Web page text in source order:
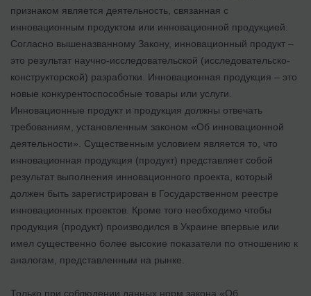
признаком является деятельность, связанная с
инновационным продуктом или инновационной продукцией.
Согласно вышеназванному Закону, инновационный продукт –
это результат научно-исследовательской (исследовательско-
конструкторской) разработки. Инновационная продукция – это
новые конкурентоспособные товары или услуги.
Инновационные продукт и продукция должны отвечать
требованиям, установленным законом «Об инновационной
деятельности». Существенным условием является то, что
инновационная продукция (продукт) представляет собой
результат выполнения инновационного проекта, который
должен быть зарегистрирован в Государственном реестре
инновационных проектов. Кроме того необходимо чтобы
продукция (продукт) производился в Украине впервые или
имел существенно более высокие показатели по отношению к
аналогам, представленным на рынке.
Только при соблюдении данных норм закона «Об